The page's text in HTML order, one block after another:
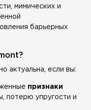
мимических и
барьерных
актуальна, если вы:
признаки
потерю упругости и